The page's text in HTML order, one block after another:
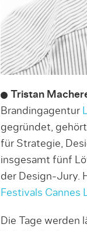
Tristan
Brandingagentur
gegründet,
für Strategie,
insgesamt fünf
der Design-Jury.
Festivals Cannes
Die Tage werden